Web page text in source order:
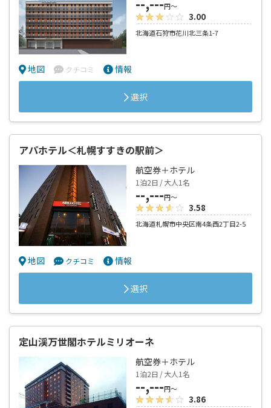
円～
3.00
北海道石狩市花川北三条1-7
地図 クチコミ 情報
選択
アパホテル＜札幌すすきの駅前＞
航空券＋ホテル
1泊2日 / 大人1名
--,---円～
3.58
北海道札幌市中央区南4条西2丁目2-5
地図 クチコミ 情報
選択
定山渓万世閣ホテルミリオーネ
航空券＋ホテル
1泊2日 / 大人1名
--,---円～
3.86